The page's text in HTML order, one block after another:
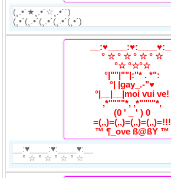
__:♥____:♥:____♥:__
° ☆ ° ☆ ° ☆ ° ☆
°☆ °☆°☆
°|""|""|:"* . *":
°| |gay_.-"♥
°|__|__|moi vui ve!
,*""""*, ,*""""*,
(0 ' _ ' ) 0
=(,,)=(,,)=(,,)=(,,)=!!!
™ ¶_ove ß@ßY ™